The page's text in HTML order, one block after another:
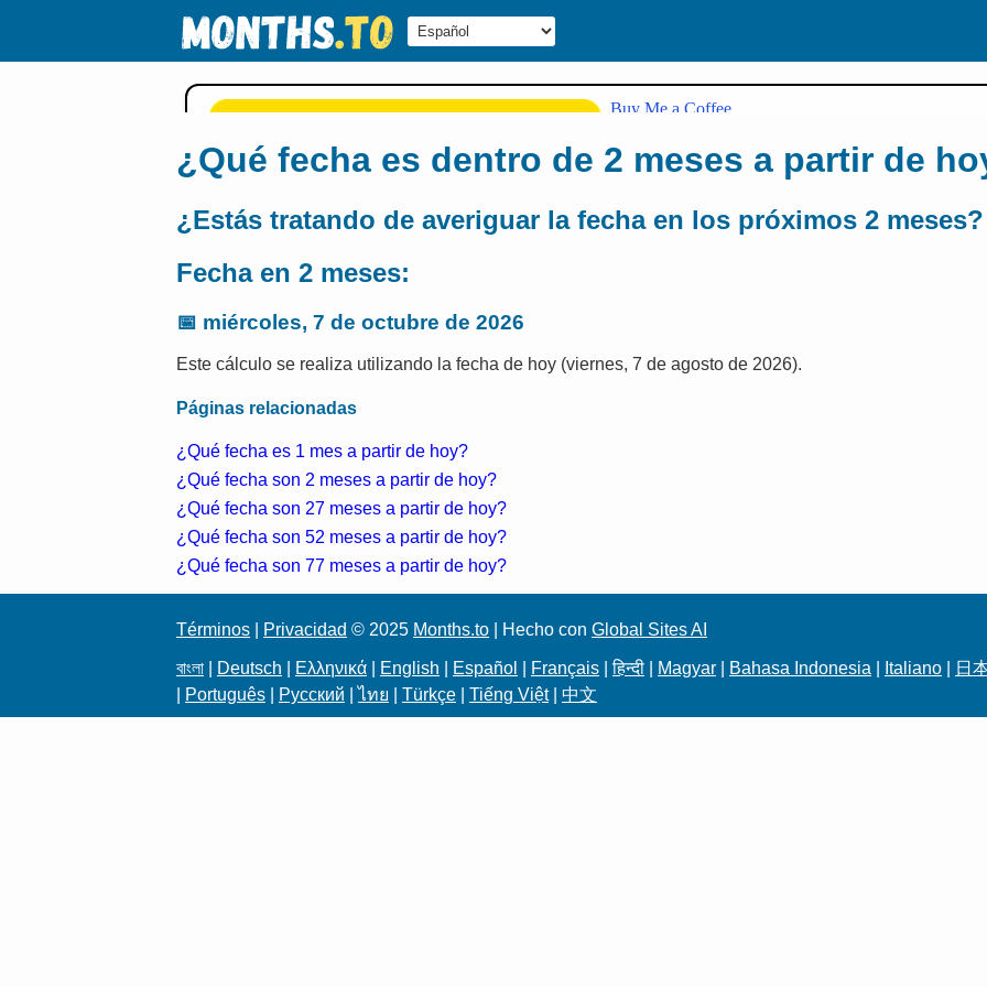
¿Qué fecha es dentro de 2 meses a partir de
¿Estás tratando de averiguar la fecha en los próximos 2 meses?
Fecha en 2 meses:
📅 miércoles, 7 de octubre de 2026
Este cálculo se realiza utilizando la fecha de hoy (viernes, 7 de agosto de 2026).
Páginas relacionadas
¿Qué fecha es 1 mes a partir de hoy?
¿Qué fecha son 2 meses a partir de hoy?
¿Qué fecha son 27 meses a partir de hoy?
¿Qué fecha son 52 meses a partir de hoy?
¿Qué fecha son 77 meses a partir de hoy?
Términos Privacidad © 2025 Months.to | Hecho con Global Sites AI
বাংলা Deutsch Ελληνικά English Español Français |हिन्दी Magyar Bahasa Indonesia Italiano
日
Português Русский |ไทย Türkçe Tiếng Việt| 中文